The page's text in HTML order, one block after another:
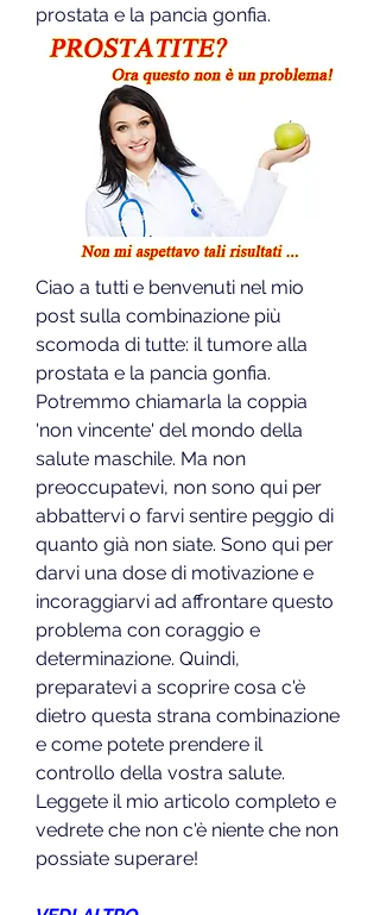
prostata e la pancia gonfia.
Ciao a tutti e benvenuti nel mio
post sulla combinazione più
scomoda di tutte: il tumore alla
prostata e la pancia gonfia.
Potremmo chiamarla la coppia
'non vincente' del mondo della
salute maschile. Ma non
preoccupatevi, non sono qui per
abbattervi o farvi sentire peggio di
quanto già non siate. Sono qui per
darvi una dose di motivazione e
incoraggiarvi ad affrontare questo
problema con coraggio e
determinazione. Quindi,
preparatevi a scoprire cosa c'è
dietro questa strana combinazione
e come potete prendere il
controllo della vostra salute.
Leggete il mio articolo completo e
vedrete che non c'è niente che non
possiate superare!